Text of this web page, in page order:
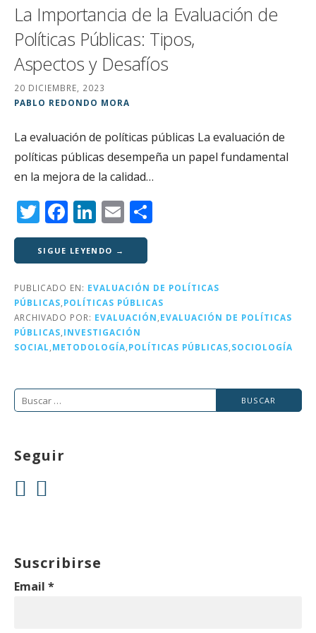
La Importancia de la Evaluación de
Políticas Públicas: Tipos,
Aspectos y Desafíos
20 DICIEMBRE, 2023
PABLO REDONDO MORA
La evaluación de políticas públicas La evaluación de
políticas públicas desempeña un papel fundamental
en la mejora de la calidad…
T
w
it
te
r
F
a
c
e
b
o
o
Li
n
k
e
dI
n
E
m
ai
l p
a
rt
ir
SIGUE LEYENDO →
PUBLICADO EN: EVALUACIÓN DE POLÍTICAS
PÚBLICAS,POLÍTICAS PÚBLICAS
ARCHIVADO POR: EVALUACIÓN,EVALUACIÓN DE POLÍTICAS
PÚBLICAS,INVESTIGACIÓN
SOCIAL,METODOLOGÍA,POLÍTICAS PÚBLICAS,SOCIOLOGÍA
Buscar:
Seguir
Suscribirse
Email *